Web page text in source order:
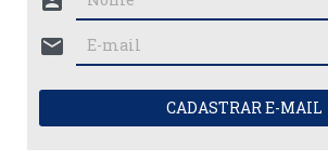
mail
CADASTRAR E-MAIL